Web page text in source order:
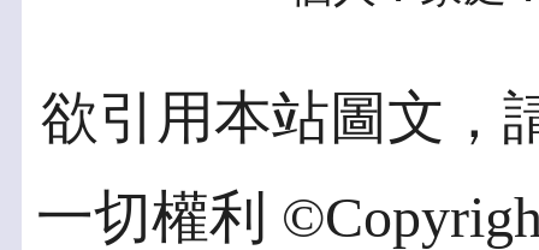
欲引用本站圖文，
一切權利